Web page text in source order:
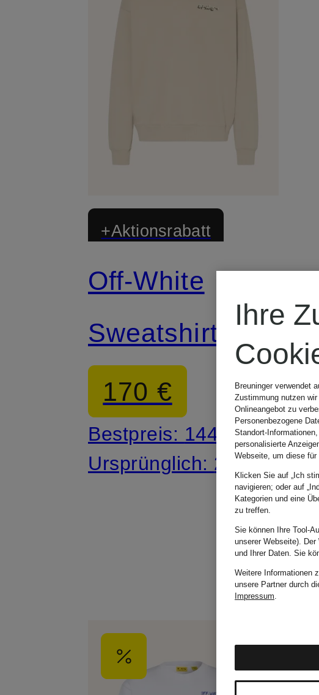
+Aktionsrabatt
Off-White
Sweatshirt
170 €
Bestpreis: 144,50 €
Ursprünglich: 285 €
Ihre
Breuninger verwendet
Zustimmung nutzen
Onlineangebot zu
Personenbezogene
Standort-
personalisierte
Webseite, um diese
Klicken Sie auf „Ich
navigieren; oder auf
Kategorien und eine
zu treffen.
Sie können Ihre Tool-
unserer Webseite).
und Ihrer Daten. Sie
Weitere Informationen
unsere Partner durch
Impressum.